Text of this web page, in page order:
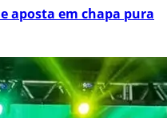
aposta em chapa pura